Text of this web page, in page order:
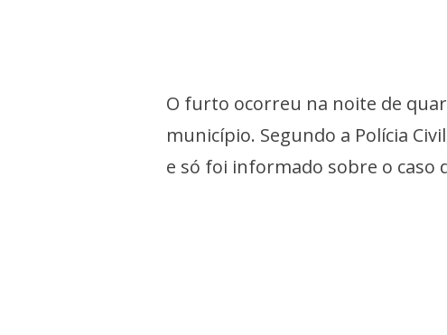
O furto ocorreu na noite de
município. Segundo a Polícia
e só foi informado sobre o caso